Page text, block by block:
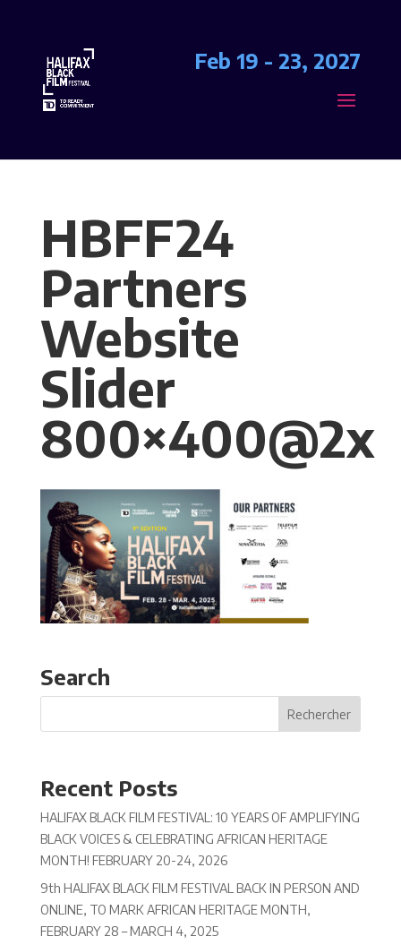
Feb 19 - 23, 2027
HBFF24
Partners
Website
Slider
800×400@2x
Search
Recent Posts
HALIFAX BLACK FILM FESTIVAL: 10 YEARS OF AMPLIFYING
BLACK VOICES & CELEBRATING AFRICAN HERITAGE
MONTH! FEBRUARY 20-24, 2026
9th HALIFAX BLACK FILM FESTIVAL BACK IN PERSON AND
ONLINE, TO MARK AFRICAN HERITAGE MONTH,
FEBRUARY 28 – MARCH 4, 2025